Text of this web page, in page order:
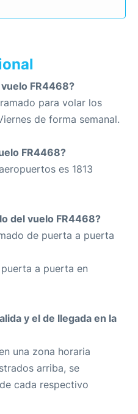
FR4468?
para volar los
de forma semanal.
FR4468?
es 1813
del vuelo FR4468?
de puerta a puerta
a puerta en
y el de llegada en la
una zona horaria
arriba, se
cada respectivo